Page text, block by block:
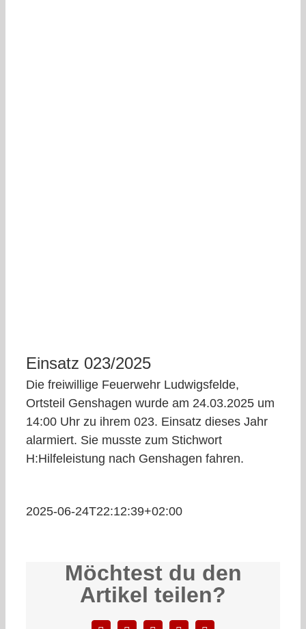
Einsatz 023/2025
Die freiwillige Feuerwehr Ludwigsfelde,
Ortsteil Genshagen wurde am 24.03.2025 um
14:00 Uhr zu ihrem 023. Einsatz dieses Jahr
alarmiert. Sie musste zum Stichwort
H:Hilfeleistung nach Genshagen fahren.
2025-06-24T22:12:39+02:00
Möchtest du den
Artikel teilen?